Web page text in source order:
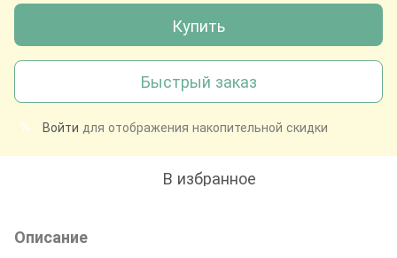
Купить
Быстрый заказ
% Войти для отображения накопительной скидки
В избранное
Описание